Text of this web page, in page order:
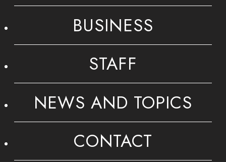
BUSINESS
STAFF
NEWS AND TOPICS
CONTACT